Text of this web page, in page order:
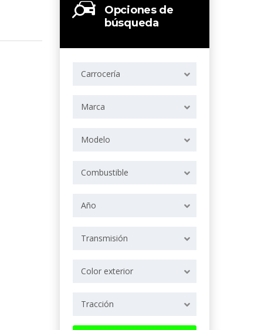
Opciones de
búsqueda
Carrocería
Marca
Modelo
Combustible
Año
Transmisión
Color exterior
Tracción